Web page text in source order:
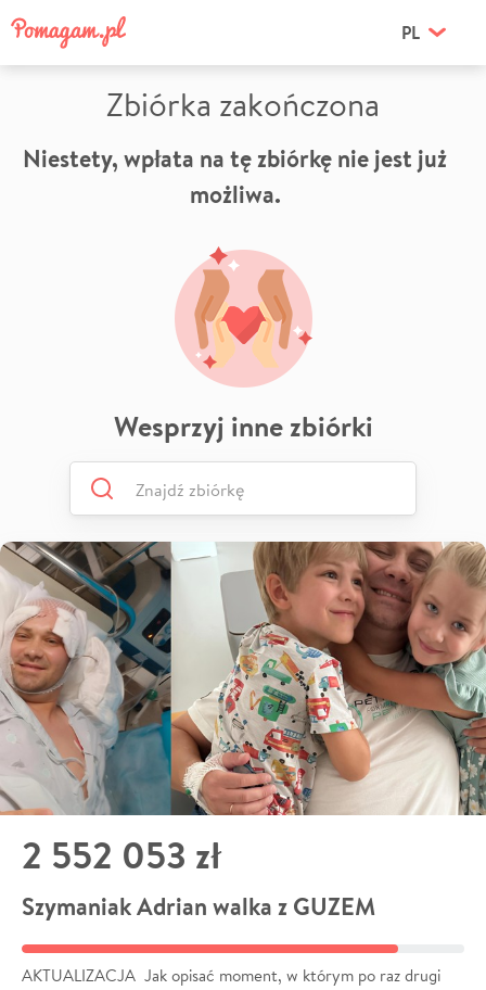
PL
Zbiórka zakończona
Niestety, wpłata na tę zbiórkę nie jest już
możliwa.
Wesprzyj inne zbiórki
2 552 053 zł
Szymaniak Adrian walka z GUZEM
AKTUALIZACJA Jak opisać moment, w którym po raz drugi